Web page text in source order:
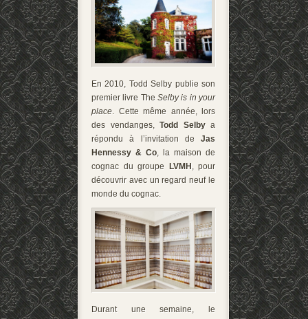
En 2010, Todd Selby publie son
premier livre The Selby is in your
place. Cette même année, lors
des vendanges, Todd Selbya
répondu à l’invitation de Jas
Hennessy & Co, la maison de
cognac du groupe
LVMH , pour
découvrir avec un regard neuf le
monde du cognac.
Durant une semaine, le